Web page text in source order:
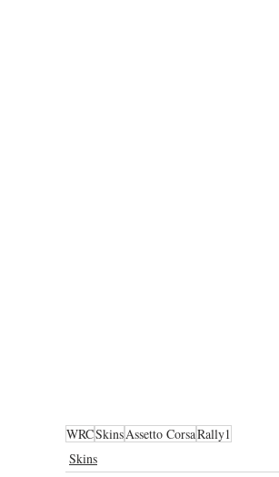
WRCSkinsAssetto CorsaRally1
Skins